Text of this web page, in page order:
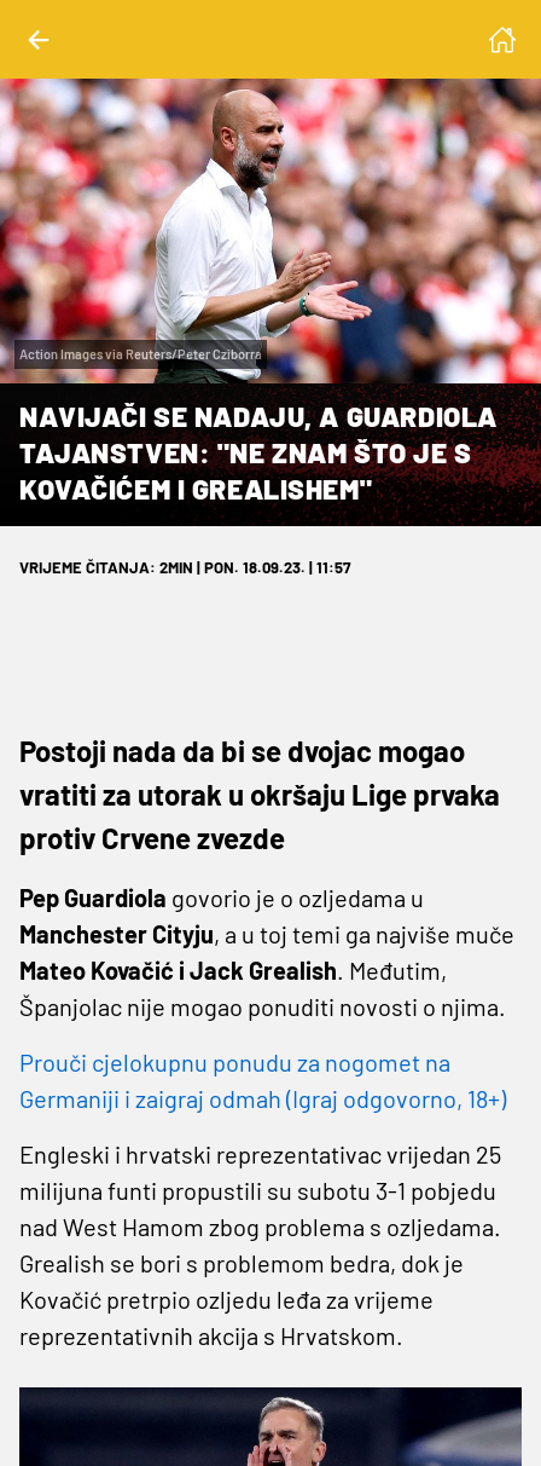
Action Images via Reuters/Peter Cziborra
NAVIJAČI SE NADAJU, A GUARDIOLA
TAJANSTVEN: "NE ZNAM ŠTO JE S
KOVAČIĆEM I GREALISHEM"
VRIJEME ČITANJA: 2MIN | PON. 18.09.23. | 11:57
Postoji nada da bi se dvojac mogao
vratiti za utorak u okršaju Lige prvaka
protiv Crvene zvezde
Pep Guardiola govorio je o ozljedama u
Manchester Cityju, a u toj temi ga najviše muče
Mateo Kovačić i Jack Grealish. Međutim,
Španjolac nije mogao ponuditi novosti o njima.
Prouči cjelokupnu ponudu za nogomet na
Germaniji i zaigraj odmah (Igraj odgovorno, 18+)
Engleski i hrvatski reprezentativac vrijedan 25
milijuna funti propustili su subotu 3-1 pobjedu
nad West Hamom zbog problema s ozljedama.
Grealish se bori s problemom bedra, dok je
Kovačić pretrpio ozljedu leđa za vrijeme
reprezentativnih akcija s Hrvatskom.